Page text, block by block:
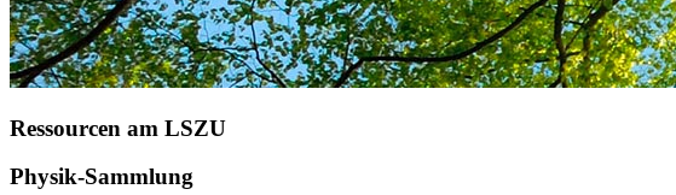
Ressourcen am LSZU
Physik-Sammlung